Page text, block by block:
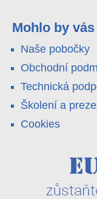
váš telefon.
Mohlo by
Naše pobočky
Obchodní
Technická
Školení a
Cookies